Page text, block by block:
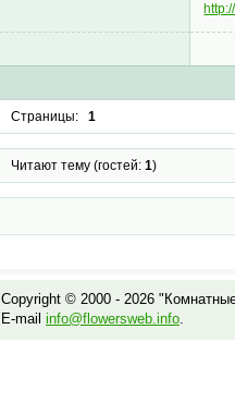
Страницы: 1
Читают тему (гостей: 1)
Copyright © 2000 - 2026
E-mail info@flowersweb.info.